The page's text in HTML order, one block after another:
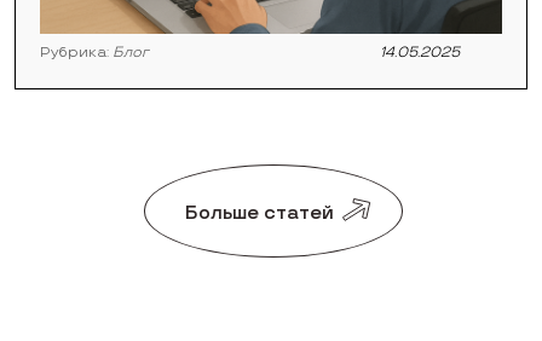
Рубрика: Блог 14.05.2025
Больше статей